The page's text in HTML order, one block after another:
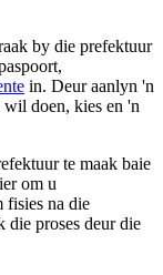
by die prefektuur
in. Deur aanlyn 'n
wil doen, kies en 'n
te maak baie
om u
fisies na die
die proses deur die